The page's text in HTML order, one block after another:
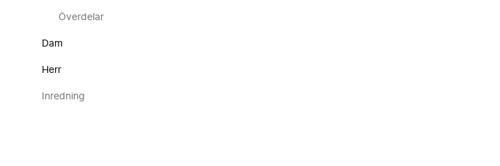
Överdelar
Dam
Herr
Inredning